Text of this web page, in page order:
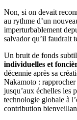
Non, si on devait
au rythme d’un
imperturbablement
salvador qu’il faudrait
Un bruit de fonds
individuelles et
décennie après sa
Nakamoto :
jusqu’aux échelles les
technologie globale à
contribution